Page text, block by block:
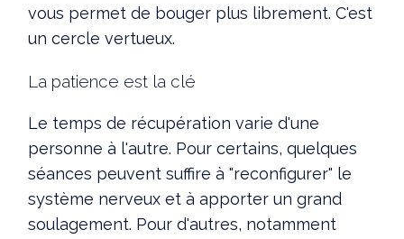
vous permet de bouger plus librement. C'est
un cercle vertueux.
La patience est la clé
Le temps de récupération varie d'une
personne à l'autre. Pour certains, quelques
séances peuvent suffire à "reconfigurer" le
système nerveux et à apporter un grand
soulagement. Pour d'autres, notamment